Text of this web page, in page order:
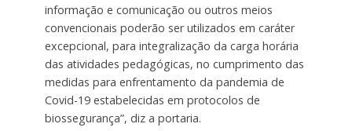
informação e comunicação ou outros meios
convencionais poderão ser utilizados em caráter
excepcional, para integralização da carga horária
das atividades pedagógicas, no cumprimento das
medidas para enfrentamento da pandemia de
Covid-19 estabelecidas em protocolos de
biossegurança”, diz a portaria.